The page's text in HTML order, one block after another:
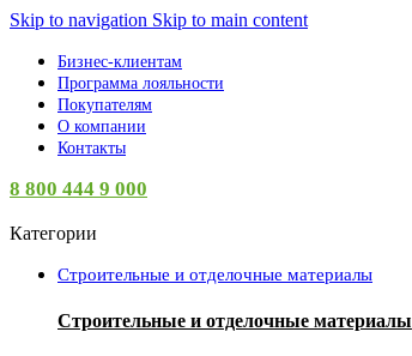
Skip to navigation Skip to main content
Бизнес-клиентам
Программа лояльности
Покупателям
О компании
Контакты
8 800 444 9 000
Категории
Строительные и отделочные материалы
Строительные и отделочные материалы